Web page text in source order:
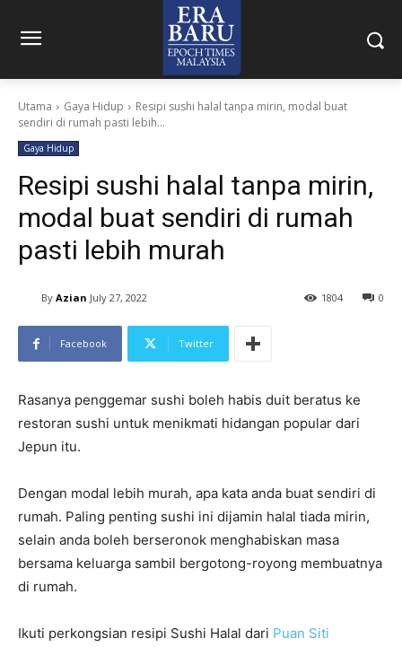
Utama Gaya Hidup
Resipi sushi halal tanpa mirin, modal buat
sendiri di rumah pasti lebih...
Gaya Hidup
Resipi sushi halal tanpa mirin,
modal buat sendiri di rumah
pasti lebih murah
By Azian July 27, 2022 0
1804
Facebook Twitter
Rasanya penggemar sushi boleh habis duit beratus ke
restoran sushi untuk menikmati hidangan popular dari
Jepun itu.
Dengan modal lebih murah, apa kata anda buat sendiri di
rumah. Paling penting sushi ini dijamin halal tiada mirin,
selain anda boleh berseronok menghabiskan masa
bersama keluarga sambil bergotong-royong membuatnya
di rumah.
Ikuti perkongsian resipi Sushi Halal dari Puan Siti